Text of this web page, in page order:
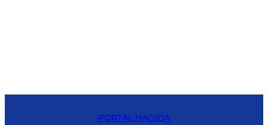
PORTAL HAQIDA